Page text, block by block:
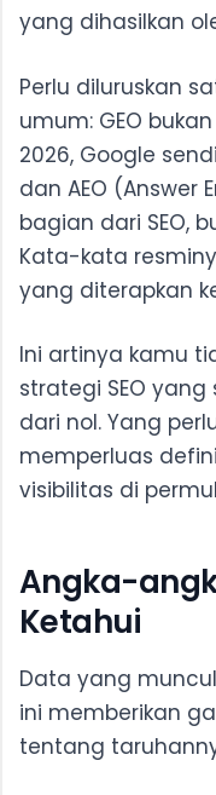
yang dihasilkan
Perlu diluruskan
umum: GEO
2026, Google
dan AEO (Answer
bagian dari SEO,
Kata-kata
yang diterapkan
Ini artinya kamu
strategi SEO
dari nol. Yang
memperluas
visibilitas di
Angka-
Ketahui
Data yang
ini memberikan
tentang